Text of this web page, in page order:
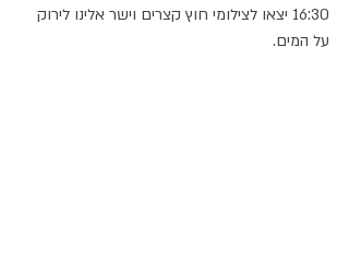
16:30 יצאו לצילומי חוץ קצרים וישר אלינו לירוק
על המים.